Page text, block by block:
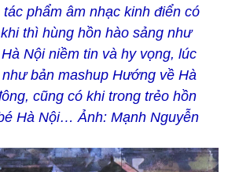
phẩm âm nhạc kinh điển có
thì hùng hồn hào sảng như
Nội niềm tin và hy vọng, lúc
bản mashup Hướng về Hà
cũng có khi trong trẻo hồn
Hà Nội… Ảnh: Mạnh Nguyễn